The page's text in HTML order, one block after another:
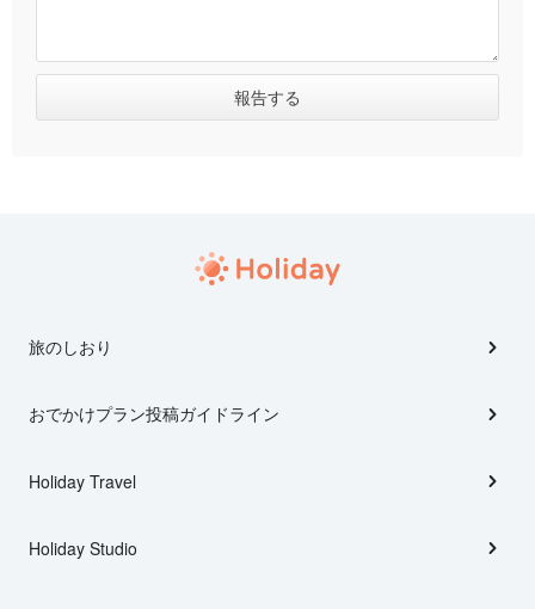
旅のしおり
おでかけプラン投稿ガイドライン
Holiday Travel
Holiday Studio